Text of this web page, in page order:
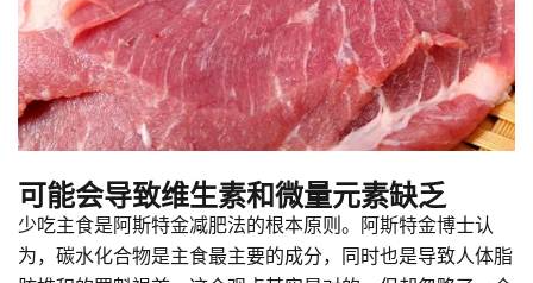
可能会导致维生素和微量元素缺乏
少吃主食是阿斯特金减肥法的根本原则。阿斯特金博士认
为，碳水化合物是主食最主要的成分，同时也是导致人体脂